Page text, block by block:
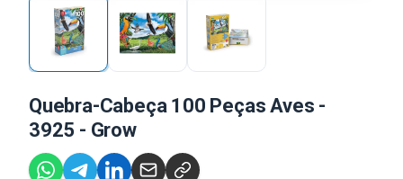
Quebra-Cabeça 100 Peças Aves -
3925 - Grow